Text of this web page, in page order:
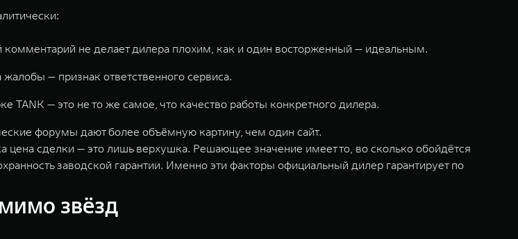
не делает дилера плохим, как и один восторженный — идеальным.
— признак ответственного сервиса.
— это не то же самое, что качество работы конкретного дилера.
форумы дают более объёмную картину, чем один сайт.
сделки — это лишь верхушка. Решающее значение имеет то, во сколько обойдётся
заводской гарантии. Именно эти факторы официальный дилер гарантирует по
звёзд